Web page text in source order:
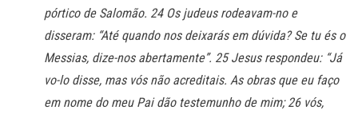
pórtico de Salomão. 24 Os judeus rodeavam-no e
disseram: “Até quando nos deixarás em dúvida? Se tu és o
Messias, dize-nos abertamente”. 25 Jesus respondeu: “Já
vo-lo disse, mas vós não acreditais. As obras que eu faço
em nome do meu Pai dão testemunho de mim; 26 vós,